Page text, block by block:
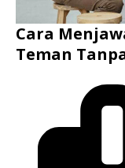
Cara
Teman